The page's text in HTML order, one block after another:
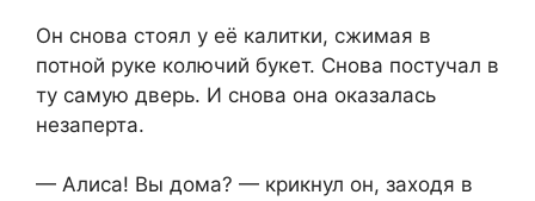
Он снова стоял у её калитки, сжимая в
потной руке колючий букет. Снова постучал в
ту самую дверь. И снова она оказалась
незаперта.
— Алиса! Вы дома? — крикнул он, заходя в